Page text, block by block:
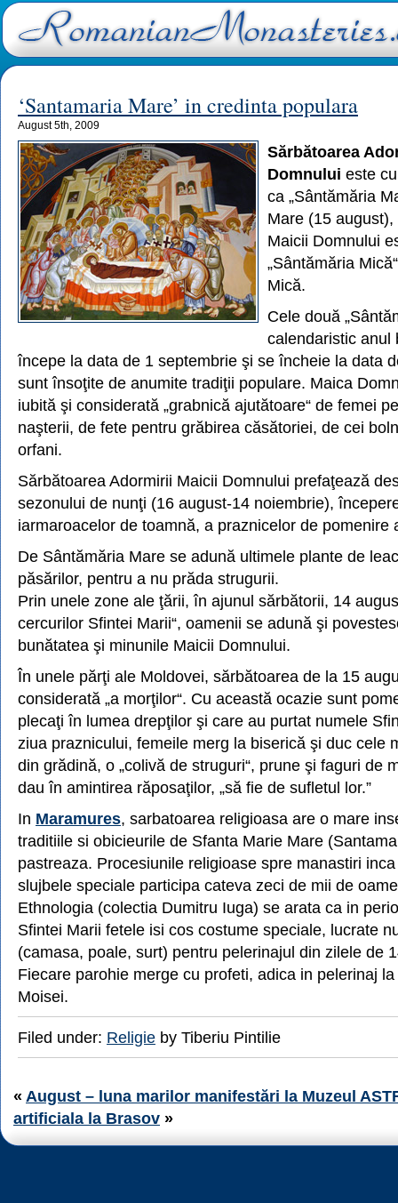
‘Santamaria Mare’ in credinta populara
August 5th, 2009
Sărbătoarea
Domnului este
ca „Sântămăria
Mare (15
Maicii Domnului
„Sântămăria
Mică.
Cele două
calendaristic anul
începe la data de 1 septembrie şi se încheie la data
sunt însoţite de anumite tradiţii populare. Maica
iubită şi considerată „grabnică ajutătoare“ de femei
naşterii, de fete pentru grăbirea căsătoriei, de cei
orfani.
Sărbătoarea Adormirii Maicii Domnului prefaţează
sezonului de nunţi (16 august-14 noiembrie),
iarmaroacelor de toamnă, a praznicelor de pomenire
De Sântămăria Mare se adună ultimele plante de
păsărilor, pentru a nu prăda strugurii.
Prin unele zone ale ţării, în ajunul sărbătorii, 14
cercurilor Sfintei Marii“, oamenii se adună şi
bunătatea şi minunile Maicii Domnului.
În unele părţi ale Moldovei, sărbătoarea de la 15
considerată „a morţilor“. Cu această ocazie sunt
plecaţi în lumea drepţilor şi care au purtat numele
ziua praznicului, femeile merg la biserică şi duc cele
din grădină, o „colivă de struguri“, prune şi faguri de
dau în amintirea răposaţilor, „să fie de sufletul lor.”
In Maramures, sarbatoarea religioasa are o mare
traditiile si obicieurile de Sfanta Marie Mare
pastreaza. Procesiunile religioase spre manastiri
slujbele speciale participa cateva zeci de mii de
Ethnologia (colectia Dumitru Iuga) se arata ca in
Sfintei Marii fetele isi cos costume speciale, lucrate
(camasa, poale, surt) pentru pelerinajul din zilele de
Fiecare parohie merge cu profeti, adica in pelerinaj
Moisei.
Filed under: Religie by Tiberiu Pintilie
« August – luna marilor manifestări la Muzeul
artificiala la Brasov »